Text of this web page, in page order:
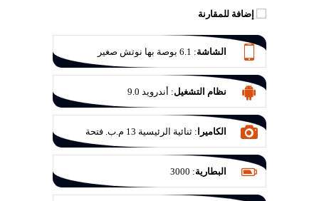
إضافة للمقارنة
الشاشة: 6.1 بوصة بها نوتش صغير
نظام التشغيل: أندرويد 9.0
الكاميرا :
ثنائية الرئيسية 13 م.ب. فتحة
عدسة f/2.0 والثانية VGA
البطارية:
3000